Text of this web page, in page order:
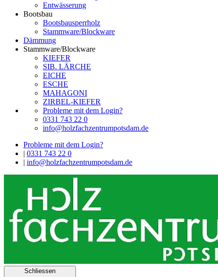
Entwässerung
Bootsbau
Bootsbausperrholz
Stammware/Blockware
Dämmung
Stammware/Blockware
KIEFER
SIB. LÄRCHE
EICHE
ESCHE
MAHAGONI
ZIRBEL-KIEFER
Probleme mit dem Login?
0331 743 22 0
info@holzfachzentrumpotsdam.de
Probleme mit dem Login?
| 0331 743 22 0
| info@holzfachzentrumpotsdam.de
Schliessen